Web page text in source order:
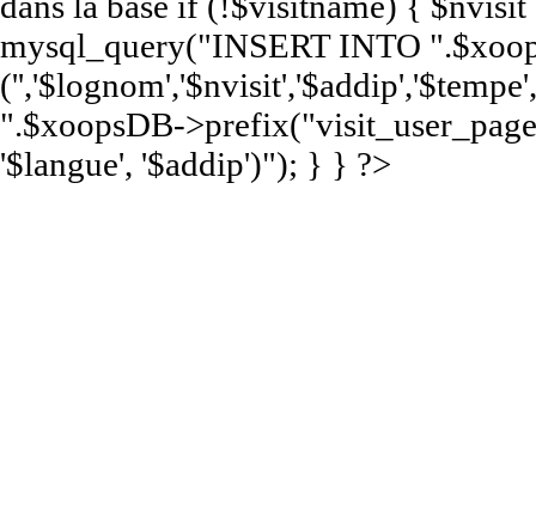
mysql_query("INSERT INTO
".$xoopsDB-
'$langue', '$addip')"); } } ?>